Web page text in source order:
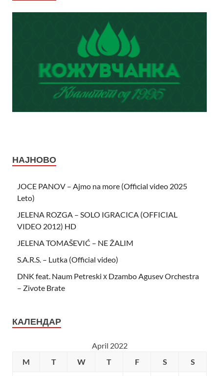
НАЈНОВО
JOCE PANOV – Ajmo na more (Official video 2025
Leto)
JELENA ROZGA – SOLO IGRACICA (OFFICIAL
VIDEO 2012) HD
JELENA TOMAŠEVIĆ – NE ŽALIM
S.A.R.S. – Lutka (Official video)
DNK feat. Naum Petreski х Dzambo Agusev Orchestra
– Zivote Brate
КАЛЕНДАР
April 2022
M
T W T F S S